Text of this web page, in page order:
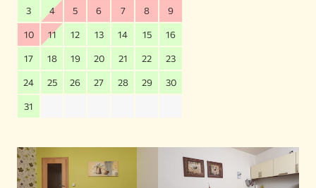
3 4 5 6 7 8 9
10 11 12 13 14 15 16
17 18 19 20 21 22 23
24 25 26 27 28 29 30
31